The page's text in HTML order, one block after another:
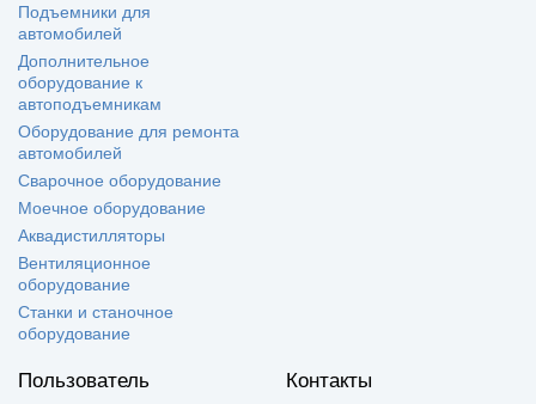
Подъемники для
автомобилей
Дополнительное
оборудование к
автоподъемникам
Оборудование для ремонта
автомобилей
Сварочное оборудование
Моечное оборудование
Аквадистилляторы
Вентиляционное
оборудование
Станки и станочное
оборудование
Пользователь Контакты